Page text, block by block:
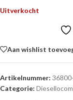
Uitverkocht
Aan wishlist
Artikelnummer:
Categorie: